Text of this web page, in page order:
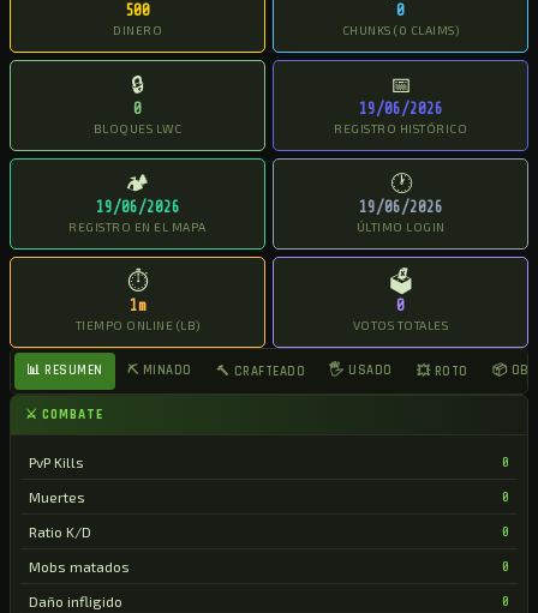
500
DINERO
0
CHUNKS (0 CLAIMS)
🔒
0
BLOQUES LWC
📅
19/06/2026
REGISTRO HISTÓRICO
🏕
19/06/2026
REGISTRO EN EL MAPA
🕐
19/06/2026
ÚLTIMO LOGIN
⏱
1m
TIEMPO ONLINE (LB)
🗳
0
VOTOS TOTALES
📊 RESUMEN ⛏ MINADO 🔨 CRAFTEADO 🖐 USADO 💥 ROTO 📦
⚔ COMBATE
PvP Kills 0
Muertes 0
Ratio K/D 0
Mobs matados 0
Daño infligido 0